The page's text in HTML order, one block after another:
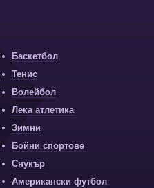
Баскетбол
Тенис
Волейбол
Лека атлетика
Зимни
Бойни спортове
Снукър
Американски футбол